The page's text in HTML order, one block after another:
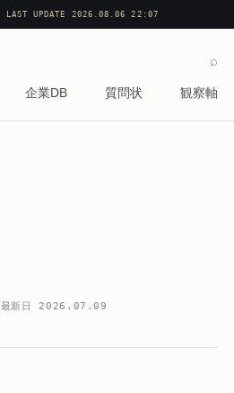
LAST UPDATE 2026.08.06 22:07
企業DB 質問状 観察軸
⌕
最新日 2026.07.09